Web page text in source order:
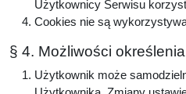
Użytkownicy Serwisu
Cookies nie są
§ 4. Możliwości
Użytkownik może